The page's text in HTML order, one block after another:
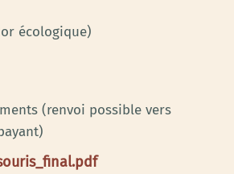
écologique)
(renvoi possible vers